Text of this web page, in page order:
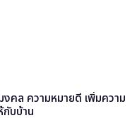
คล ความหมายดี เพิ่มความ
กับบ้าน